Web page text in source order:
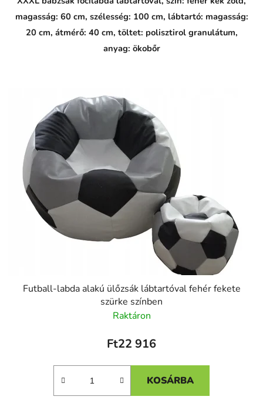
magasság: 60 cm, szélesség: 100 cm, lábtartó: magasság:
20 cm, átmérő: 40 cm, töltet: polisztirol granulátum,
anyag: ökobőr
Futball-labda alakú ülőzsák lábtartóval fehér fekete
szürke színben
Raktáron
Ft22 916
KOSÁRBA